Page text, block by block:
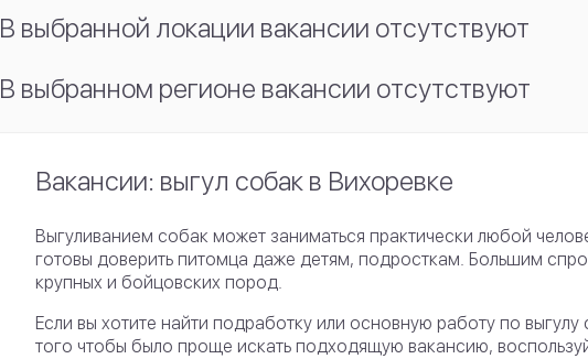
В выбранной локации вакансии отсутствуют
В выбранном регионе вакансии отсутствуют
Вакансии: выгул собак в Вихоревке
Выгуливанием собак может заниматься практически любой
готовы доверить питомца даже детям, подросткам. Большим
крупных и бойцовских пород.
Если вы хотите найти подработку или основную работу по
того чтобы было проще искать подходящую вакансию,